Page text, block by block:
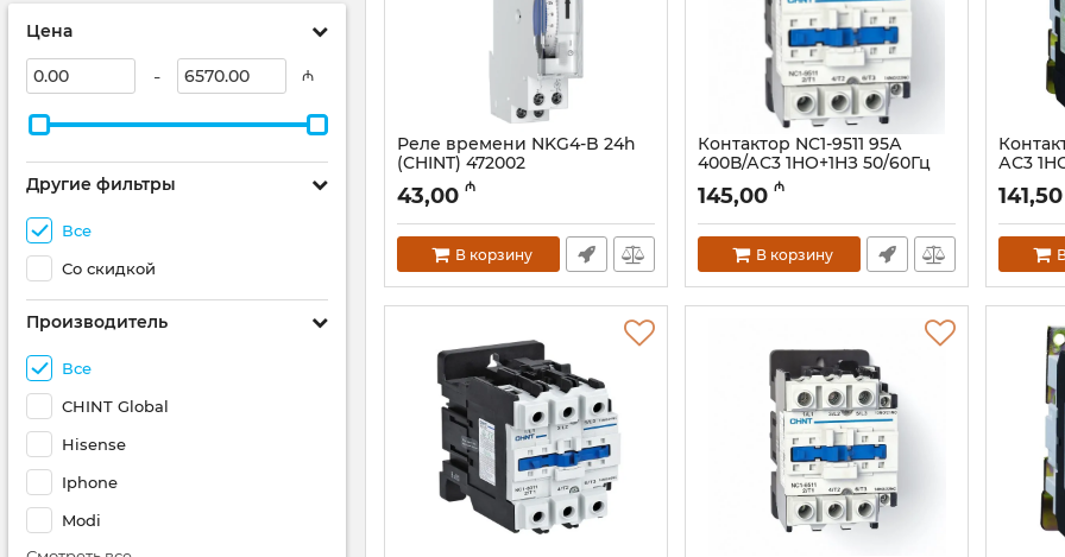
Цена
- ₼
Другие фильтры
Все
Со скидкой
Производитель
Все
CHINT Global
Hisense
Iphone
Modi
Реле времени NKG4-B 24h
(CHINT) 472002
Артикул: 023001230
43,00 ₼
В корзину
Контактор NC1-9511 95А
400В/АС3 1НО+1НЗ 50/60Гц
(R) (CHINT) 223170
Артикул: 023001229
145,00 ₼
В корзину
АС3
(CHINT)
Артикул:
141,50